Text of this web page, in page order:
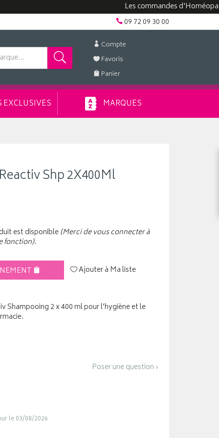
Les commandes d'Homéopathie
09 72 09 30 00
Compte
Favoris
Panier
EXCLUSIVES MARQUES
Shp 2X400Ml
est disponible(Merci de vous connecter à
fonction).
Ajouter à Ma liste
Shampooing 2 x 400 ml pour l’hygiène et le
Poser une question ›
le 03/08/2026